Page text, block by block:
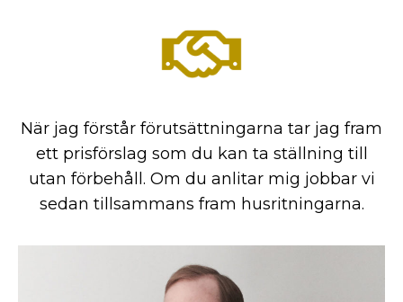
När jag förstår förutsättningarna tar jag fram
ett prisförslag som du kan ta ställning till
utan förbehåll. Om du anlitar mig jobbar vi
sedan tillsammans fram husritningarna.